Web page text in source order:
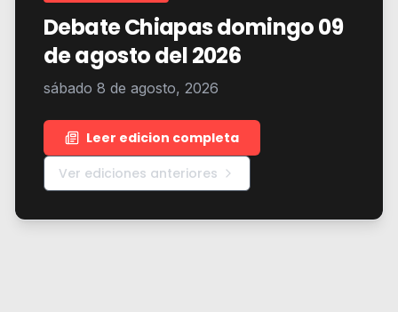
Debate Chiapas domingo 09
de agosto del 2026
sábado 8 de agosto, 2026
Leer edicion completa
Ver ediciones anteriores